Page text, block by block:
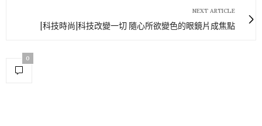
NEXT ARTICLE
[科技時尚]科技改變一切 隨心所欲變色的眼鏡片成焦點
0